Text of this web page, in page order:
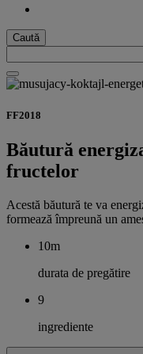
Caută
FF2018
Băutură
fructelor
Acestă băutură te va
formează împreună un
10m
durata de pregătire
9
ingrediente